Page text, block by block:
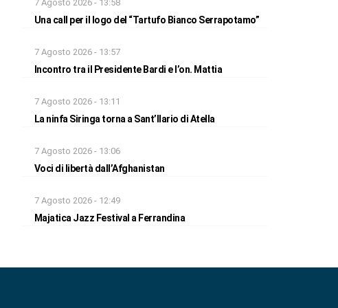
7 Agosto 2026 - 13:58
Una call per il logo del “Tartufo Bianco Serrapotamo”
7 Agosto 2026 - 13:57
Incontro tra il Presidente Bardi e l’on. Mattia
7 Agosto 2026 - 13:11
La ninfa Siringa torna a Sant’Ilario di Atella
7 Agosto 2026 - 13:06
Voci di libertà dall’Afghanistan
7 Agosto 2026 - 12:49
Majatica Jazz Festival a Ferrandina